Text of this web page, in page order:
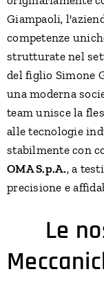
Giampaoli,
competenze
strutturate nel
del figlio Simone
una moderna
team unisce la
alle tecnologie
stabilmente con
OMA S.p.A., a
precisione e
Le